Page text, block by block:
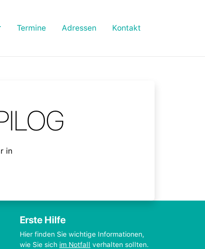
Termine Adressen Kontakt
in
Erste Hilfe
Hier finden Sie wichtige Informationen,
wie Sie sich im Notfall verhalten sollten.